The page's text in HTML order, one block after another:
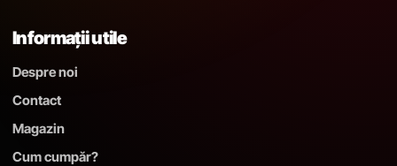
Informații utile
Despre noi
Contact
Magazin
Cum cumpăr?